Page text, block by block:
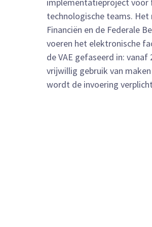
technologische teams. Het
Financiën en de Federale
voeren het elektronische
de VAE gefaseerd in: vanaf
vrijwillig gebruik van
wordt de invoering